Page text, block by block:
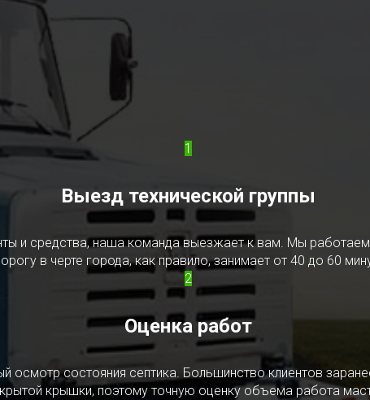
1
Выезд технической группы
и средства, наша команда выезжает к вам. Мы работаем
в черте города, как правило, занимает от 40 до 60
2
Оценка работ
осмотр состояния септика. Большинство клиентов
крышки, поэтому точную оценку объема работа